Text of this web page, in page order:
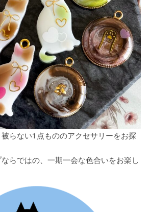
らない1点もののアクセサリーをお探
らではの、一期一会な色合いをお楽し